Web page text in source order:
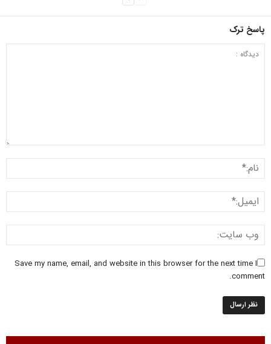
پاسخ ترک
Save my name, email, and website in this browser for the next time I
comment.